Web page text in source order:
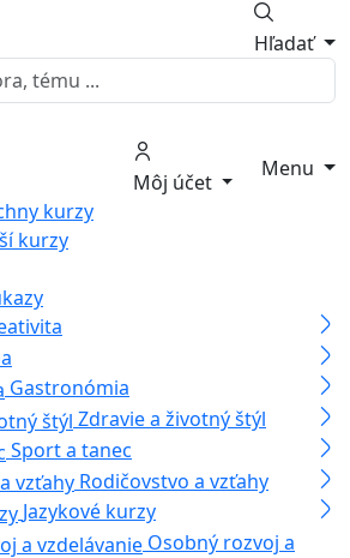
Hľadať
Môj účet
Menu
kurzy
kurzy
Gastronómia
Zdravie a životný štýl
Sport a tanec
Rodičovstvo a vzťahy
Jazykové kurzy
Osobný rozvoj a